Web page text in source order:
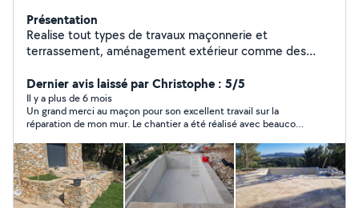
Présentation
Realise tout types de travaux maçonnerie et
terrassement, aménagement extérieur comme des
, pose de gazon synthétique façade ,mur,cloture
entretiens régulier ou non de jardin entretient de
piscines etc.. plus de 19 ans d expérience dans le
domaine
Dernier avis laissé par Christophe : 5/5
Il y a plus de 6 mois
Un grand merci au maçon pour son excellent travail sur la
réparation de mon mur. Le chantier a été réalisé avec beaucoup
impeccable. Travail soigné, propre et solide, avec une vraie
attention aux détails. C’est rare de trouver un artisan aussi
sérieux et passionné par son métier. Je recommande les yeux
fermés et je n’hésiterai pas à faire appel à lui pour d’autres
travaux.